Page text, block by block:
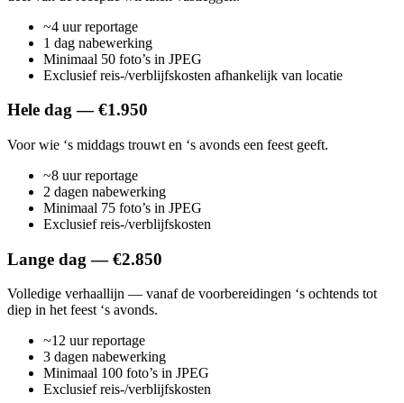
~4 uur reportage
1 dag nabewerking
Minimaal 50 foto’s in JPEG
Exclusief reis-/verblijfskosten afhankelijk van locatie
Hele dag — €1.950
Voor wie ‘s middags trouwt en ‘s avonds een feest geeft.
~8 uur reportage
2 dagen nabewerking
Minimaal 75 foto’s in JPEG
Exclusief reis-/verblijfskosten
Lange dag — €2.850
Volledige verhaallijn — vanaf de voorbereidingen ‘s ochtends tot
diep in het feest ‘s avonds.
~12 uur reportage
3 dagen nabewerking
Minimaal 100 foto’s in JPEG
Exclusief reis-/verblijfskosten